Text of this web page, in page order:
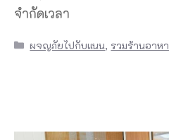
จำกัดเวลา
Categories
ผจญภัยไปกับแนน, รวมร้านอาห